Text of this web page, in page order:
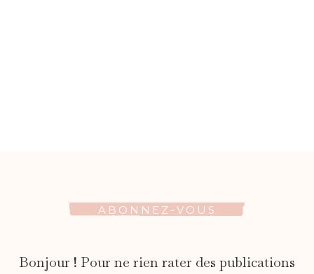
ABONNEZ-VOUS
Bonjour ! Pour ne rien rater des publications